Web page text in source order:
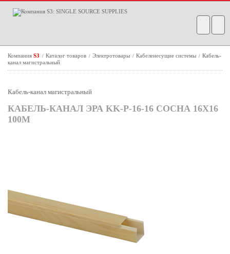
Компания S3 / Каталог товаров / Электротовары / Кабеленесущие системы / Кабель-
канал магистральный
Кабель-канал магистральный
КАБЕЛЬ-КАНАЛ ЭРА KK-P-16-16 СОСНА 16X16
100М